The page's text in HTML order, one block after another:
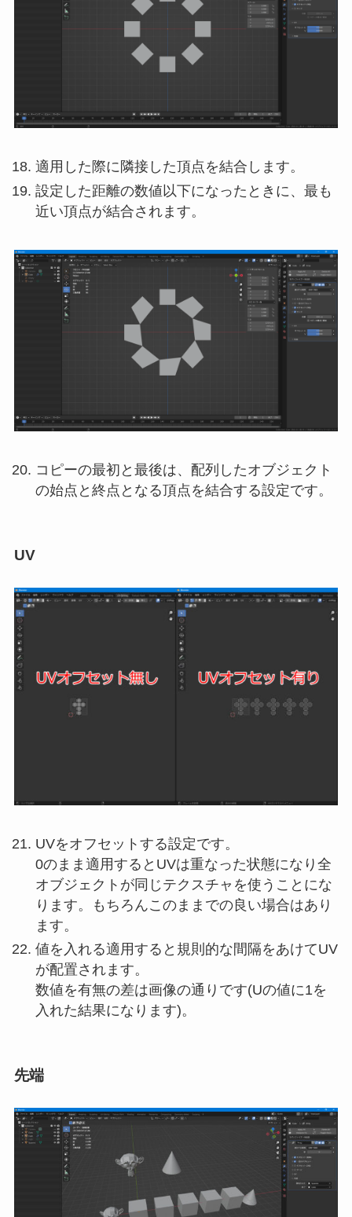
適用した際に隣接した頂点を結合します。
設定した距離の数値以下になったときに、最も
近い頂点が結合されます。
コピーの最初と最後は、配列したオブジェクト
の始点と終点となる頂点を結合する設定です。
UV
UVをオフセットする設定です。
0のまま適用するとUVは重なった状態になり全
オブジェクトが同じテクスチャを使うことにな
ります。もちろんこのままでの良い場合はあり
ます。
値を入れる適用すると規則的な間隔をあけてUV
が配置されます。
数値を有無の差は画像の通りです(Uの値に1を
入れた結果になります)。
先端